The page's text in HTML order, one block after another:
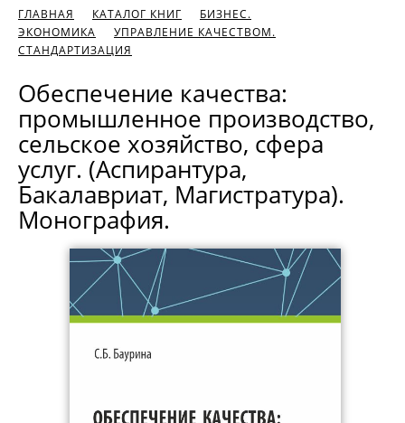
ГЛАВНАЯ КАТАЛОГ КНИГ
БИЗНЕС.
ЭКОНОМИКА
УПРАВЛЕНИЕ КАЧЕСТВОМ.
СТАНДАРТИЗАЦИЯ
Обеспечение качества:
промышленное производство,
сельское хозяйство, сфера
услуг. (Аспирантура,
Бакалавриат, Магистратура).
Монография.